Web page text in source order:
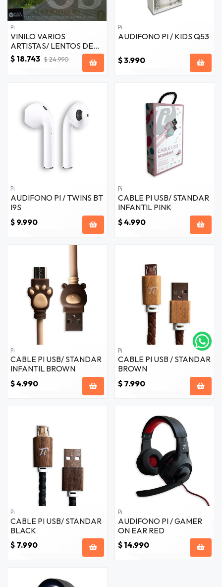
Pi
VINILO VARIOS
ARTISTAS/ LENTOS DE
LA HISTORIA VOL.7 1LP
$ 18.743 $ 24.990
Pi
AUDIFONO PI / KIDS Q53
$ 3.990
Pi
AUDIFONO PI / TWINS BT
I9S
$ 9.990
Pi
CABLE PI USB/ STANDAR
INFANTIL PINK
$ 4.990
Pi
CABLE PI USB/ STANDAR
INFANTIL BROWN
$ 4.990
Pi
CABLE PI USB / STANDAR
BROWN
$ 7.990
Pi
CABLE PI USB/ STANDAR
BLACK
$ 7.990
Pi
AUDIFONO PI / GAMER
ON EAR RED
$ 14.990